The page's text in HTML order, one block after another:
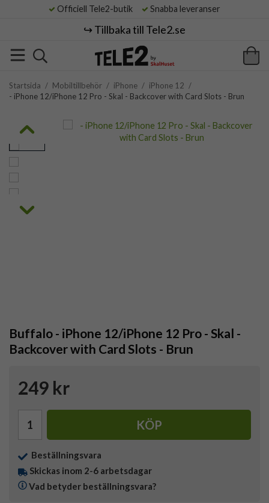
Officiell Tele2-butik Snabba leveranser
↪️ Tillbaka till Tele2.se
Startsida / Mobiltillbehör / iPhone / iPhone 12 /
- iPhone 12/iPhone 12 Pro - Skal - Backcover with Card Slots - Brun
Buffalo - iPhone 12/iPhone 12 Pro - Skal -
Backcover with Card Slots - Brun
249 kr
KÖP
Beställningsvara
Skickas inom 2-6 arbetsdagar
Vad betyder beställningsvara?